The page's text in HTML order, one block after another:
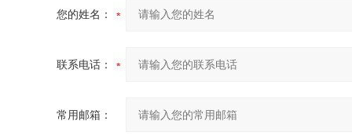
您的姓名：
联系电话：
常用邮箱：